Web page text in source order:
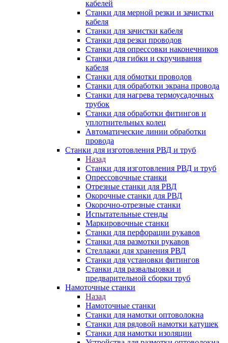
кабелей
Станки для мерной резки и зачистки
кабеля
Станки для зачистки кабеля
Станки для резки проводов
Станки для опрессовки наконечников
Станки для гибки и скручивания
кабеля
Станки для обмотки проводов
Станки для обработки экрана провода
Станки для нагрева термоусадочных
трубок
Станки для обработки фитингов и
уплотнительных колец
Автоматические линии обработки
провода
Станки для изготовления РВД и труб
Назад
Станки для изготовления РВД и труб
Опрессовочные станки
Отрезные станки для РВД
Окорочные станки для РВД
Окорочно-отрезные станки
Испытательные стенды
Маркировочные станки
Станки для перфорации рукавов
Станки для размотки рукавов
Стеллажи для хранения РВД
Станки для установки фитингов
Станки для развальцовки и
предварительной сборки труб
Намоточные станки
Назад
Намоточные станки
Станки для намотки оптоволокна
Станки для рядовой намотки катушек
Станки для намотки изоляции